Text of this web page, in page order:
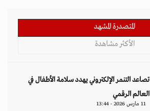
المتصدرة المشهد
الأكثر مشاهدة
تصاعد التنمر الإلكتروني يهدد سلامة الأطفال في
العالم الرقمي
11 مارس 2026 - 13:44